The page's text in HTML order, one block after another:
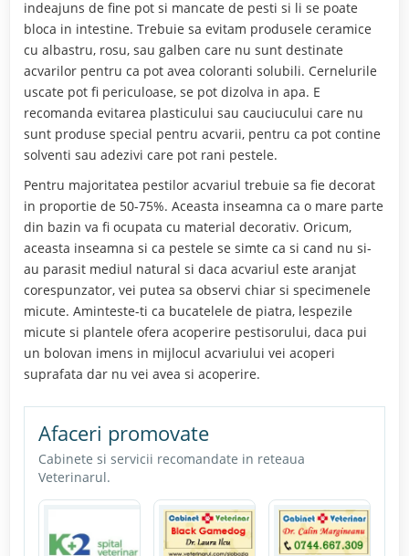
indeajuns de fine pot si mancate de pesti si li se poate
bloca in intestine. Trebuie sa evitam produsele ceramice
cu albastru, rosu, sau galben care nu sunt destinate
acvarilor pentru ca pot avea coloranti solubili. Cernelurile
uscate pot fi periculoase, se pot dizolva in apa. E
recomanda evitarea plasticului sau cauciucului care nu
sunt produse special pentru acvarii, pentru ca pot contine
solventi sau adezivi care pot rani pestele.
Pentru majoritatea pestilor acvariul trebuie sa fie decorat
in proportie de 50-75%. Aceasta inseamna ca o mare parte
din bazin va fi ocupata cu material decorativ. Oricum,
aceasta inseamna si ca pestele se simte ca si cand nu si-
au parasit mediul natural si daca acvariul este aranjat
corespunzator, vei putea sa observi chiar si specimenele
micute. Aminteste-ti ca bucatelele de piatra, lespezile
micute si plantele ofera acoperire pestisorului, daca pui
un bolovan imens in mijlocul acvariului vei acoperi
suprafata dar nu vei avea si acoperire.
Afaceri promovate
Cabinete si servicii recomandate in reteaua
Veterinarul.